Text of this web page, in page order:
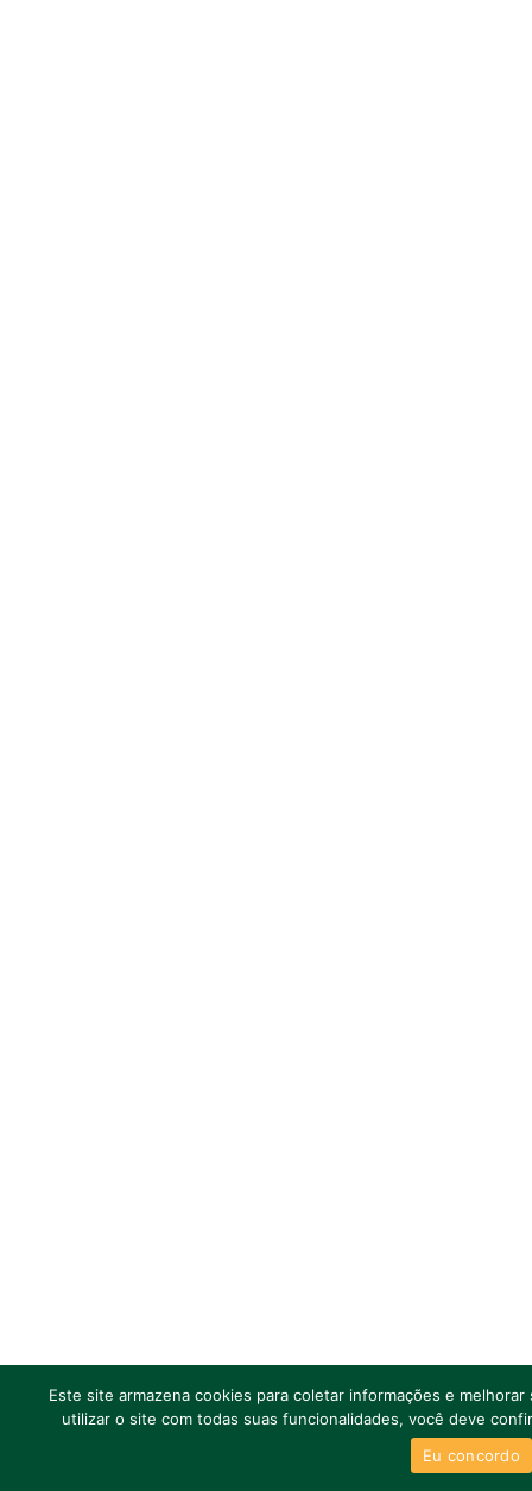
Este site armazena cookies para coletar informações e
utilizar o site com todas suas funcionalidades, você deve
Eu concordo